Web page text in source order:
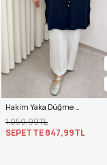
Hakim Yaka Düğme Detaylı Tunik 0058 - LACİVERT
1.059,99TL
SEPETTE847,99TL